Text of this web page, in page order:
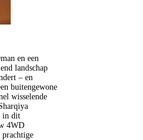
en een
landschap
– en
buitengewone
wisselende
in dit
4WD